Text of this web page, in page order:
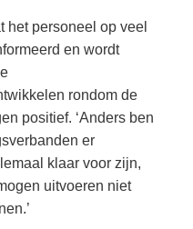
het personeel op veel
en wordt
rondom de
positief. ‘Anders ben
er
klaar voor zijn,
uitvoeren niet